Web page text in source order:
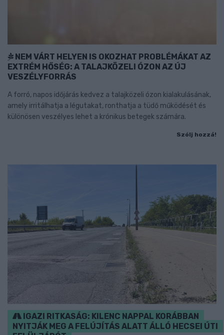
NEM VÁRT HELYEN IS OKOZHAT PROBLÉMÁKAT AZ
EXTRÉM HŐSÉG: A TALAJKÖZELI ÓZON AZ ÚJ
VESZÉLYFORRÁS
A forró, napos időjárás kedvez a talajközeli ózon kialakulásának,
amely irritálhatja a légutakat, ronthatja a tüdő működését és
különösen veszélyes lehet a krónikus betegek számára.
Szólj hozzá!
IGAZI RITKASÁG: KILENC NAPPAL KORÁBBAN
NYITJÁK MEG A FELÚJÍTÁS ALATT ÁLLÓ HECSEI ÚTI